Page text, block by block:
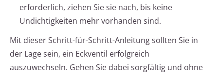
erforderlich, ziehen Sie sie nach, bis keine
Undichtigkeiten mehr vorhanden sind.
Mit dieser Schritt-für-Schritt-Anleitung sollten Sie in
der Lage sein, ein Eckventil erfolgreich
auszuwechseln. Gehen Sie dabei sorgfältig und ohne